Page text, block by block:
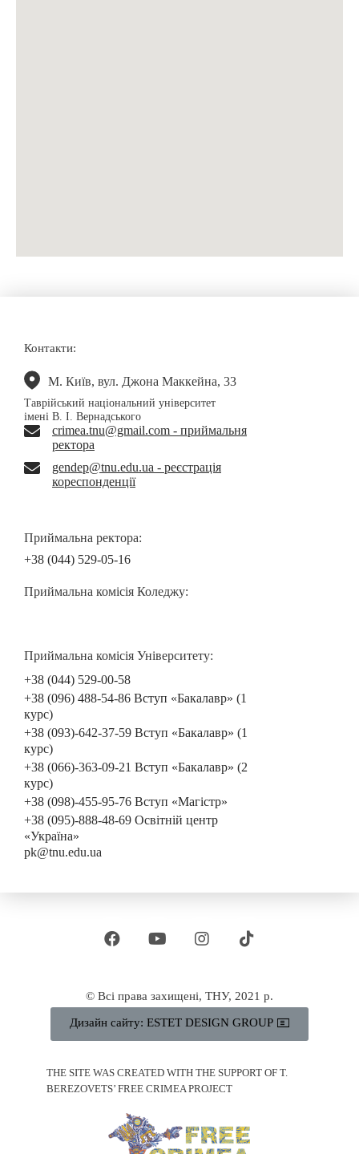
Контакти:
М. Київ, вул. Джона Маккейна, 33
Таврійський національний університет
імені В. І. Вернадського
crimea.tnu@gmail.com - приймальня
ректора
gendep@tnu.edu.ua - реєстрація
кореспонденції
Приймальна ректора:
+38 (044) 529-05-16
Приймальна комісія Коледжу:
Приймальна комісія Університету:
+38 (044) 529-00-58
+38 (096) 488-54-86 Вступ «Бакалавр» (1
курс)
+38 (093)-642-37-59 Вступ «Бакалавр» (1
курс)
+38 (066)-363-09-21 Вступ «Бакалавр» (2
курс)
+38 (098)-455-95-76 Вступ «Магістр»
+38 (095)-888-48-69 Освітній центр
«Україна»
pk@tnu.edu.ua
© Всі права захищені, ТНУ, 2021 р.
Дизайн сайту: ESTET DESIGN GROUP
THE SITE WAS CREATED WITH THE SUPPORT OF T.
BEREZOVETS’ FREE CRIMEA PROJECT